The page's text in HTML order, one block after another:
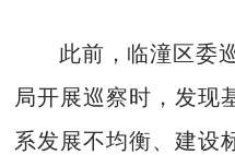
此前，临潼区委
局开展巡察时，发现
系发展不均衡、建设